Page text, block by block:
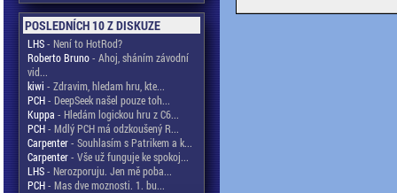
POSLEDNÍCH 10 Z DISKUZE
LHS- Není to HotRod?
Roberto Bruno- Ahoj, sháním závodní
vid...
kiwi - Zdravim, hledam hru, kte...
PCH- DeepSeek našel pouze toh...
Kuppa - Hledám logickou hru z C6...
PCH- Mdlý PCH má odzkoušený R...
Carpenter- Souhlasím s Patrikem a k...
Carpenter- Vše už funguje ke spokoj...
LHS- Nerozporuju. Jen mě poba...
PCH- Mas dve moznosti. 1. bu...